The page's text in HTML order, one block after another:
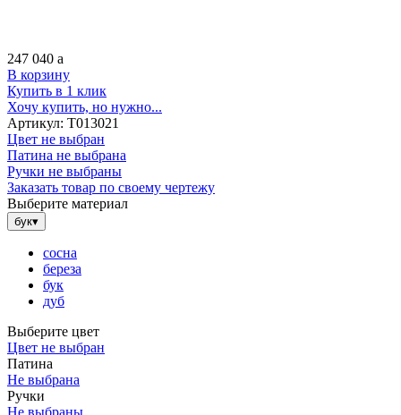
247 040 a
В корзину
Купить в 1 клик
Хочу купить, но нужно...
Артикул: Т013021
Цвет не выбран
Патина не выбрана
Ручки не выбраны
Заказать товар по своему чертежу
Выберите материал
бук▾
сосна
береза
бук
дуб
Выберите цвет
Цвет не выбран
Патина
Не выбрана
Ручки
Не выбраны